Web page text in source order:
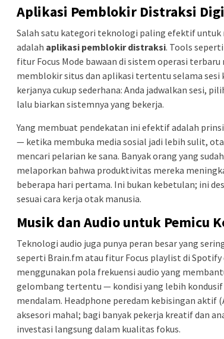
Aplikasi Pemblokir Distraksi
Salah satu kategori teknologi paling efektif untuk
adalah aplikasi pemblokir distraksi. Tools
fitur Focus Mode bawaan di sistem operasi
memblokir situs dan aplikasi tertentu selama sesi
kerjanya cukup sederhana: Anda jadwalkan sesi,
lalu biarkan sistemnya yang bekerja.
Yang membuat pendekatan ini efektif adalah
— ketika membuka media sosial jadi lebih sulit,
mencari pelarian ke sana. Banyak orang yang
melaporkan bahwa produktivitas mereka
beberapa hari pertama. Ini bukan kebetulan; ini
sesuai cara kerja otak manusia.
Musik dan Audio untuk Pemicu
Teknologi audio juga punya peran besar yang
seperti Brain.fm atau fitur Focus playlist di Spotify
menggunakan pola frekuensi audio yang
gelombang tertentu — kondisi yang lebih
mendalam. Headphone peredam kebisingan aktif
aksesori mahal; bagi banyak pekerja kreatif dan
investasi langsung dalam kualitas fokus.